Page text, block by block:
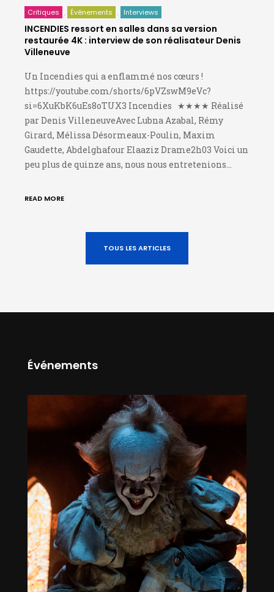
Critiques Événements Interviews
INCENDIES ressort en salles dans sa version
restaurée 4K : interview de son réalisateur Denis
Villeneuve
Un Incendies qui a enflammé nos cœurs !
https://youtube.com/shorts/6pVZswM9eVc?
si=6XuKbK6uEs8oTUX3 Incendies ★★★★ Réalisé
par Denis VilleneuveAvec Lubna Azabal, Rémy
Girard, Mélissa Désormeaux-Poulin, Maxim
Gaudette, Abdelghafour Elaaziz Drame2h03 Voici un
peu plus de quinze ans, nous nous entretenions…
READ MORE
TOUS LES ARTICLES
Événements